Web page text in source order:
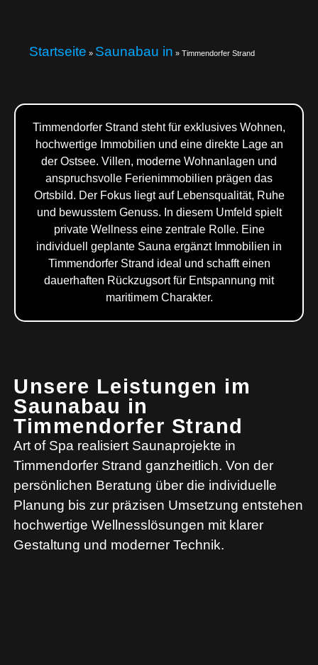
Startseite » Saunabau in »Timmendorfer Strand
Timmendorfer Strand steht für exklusives Wohnen,
hochwertige Immobilien und eine direkte Lage an
der Ostsee. Villen, moderne Wohnanlagen und
anspruchsvolle Ferienimmobilien prägen das
Ortsbild. Der Fokus liegt auf Lebensqualität, Ruhe
und bewusstem Genuss. In diesem Umfeld spielt
private Wellness eine zentrale Rolle. Eine
individuell geplante Sauna ergänzt Immobilien in
Timmendorfer Strand ideal und schafft einen
dauerhaften Rückzugsort für Entspannung mit
maritimem Charakter.
Unsere Leistungen im
Saunabau in
Timmendorfer Strand
Art of Spa realisiert Saunaprojekte in
Timmendorfer Strand ganzheitlich. Von der
persönlichen Beratung über die individuelle
Planung bis zur präzisen Umsetzung entstehen
hochwertige Wellnesslösungen mit klarer
Gestaltung und moderner Technik.